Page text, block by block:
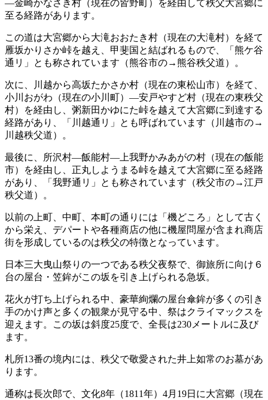
―金崎かなさき村（現在の皆野町）を経由して秩父大宮郷に
至る経路があります。
この道は大宮郷から大滝おおたき村（現在の大滝村）を経て
雁坂かりさか峠を越え、甲斐国と結ばれるもので、「熊ケ谷
通リ」とも称されています（熊谷市の→熊谷秩父道）。
次に、川越から高坂たかさか村（現在の東松山市）を経て、
小川おがわ（現在の小川町）―安戸やすど村（現在の東秩父
村）を経由し、粥新田かゆにた峠を越えて大宮郷に到達する
経路があり、「川越通リ」とも呼ばれています（川越市の→
川越秩父道）。
最後に、所沢村―飯能村―上我野かみあがの村（現在の飯能
市）を経由し、正丸しようまる峠を越えて大宮郷に至る経路
があり、「我野通リ」とも称されています（秩父市の→江戸
秩父道）。
以前の上町、中町、本町の通りには「機どころ」として古く
から栄え、デパートや各種商店の他に機屋問屋が含まれ商店
街を形成しているのは秩父の特徴となっています。
日本三大曳山祭りの一つである秩父夜祭で、御旅所に向け６
台の屋台・笠鉾がこの坂を引き上げられる急坂。
花火が打ち上げられる中、豪華絢爛の屋台傘鉾が多くの引き
手のかけ声と多くの観衆が見守る中、祭はクライマックスを
迎えます。この坂は斜度25度で、全長は230メートルに及び
ます。
札所13番の境内には、秩父で敬愛された井上如常のお墓があ
ります。
通称は長次郎で、文化8年（1811年）4月19日に大宮郷（現在